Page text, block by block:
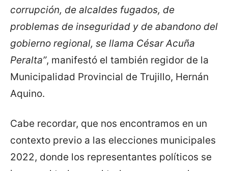
corrupción, de alcaldes fugados, de
problemas de inseguridad y de abandono del
gobierno regional, se llama César Acuña
Peralta”, manifestó el también regidor de la
Municipalidad Provincial de Trujillo, Hernán
Aquino.
Cabe recordar, que nos encontramos en un
contexto previo a las elecciones municipales
2022, donde los representantes políticos se